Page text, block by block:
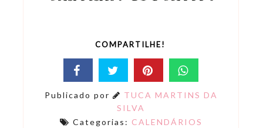
COMPARTILHE!
Publicado por
TUCA MARTINS DA
SILVA
Categorias: CALENDÁRIOS